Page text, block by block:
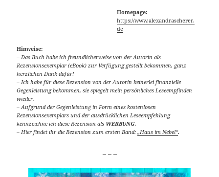
Homepage:
https://www.alexandrascherer.
de
Hinweise:
– Das Buch habe ich freundlicherweise von der Autorin als
Rezensionsexemplar (eBook) zur Verfügung gestellt bekommen, ganz
herzlichen Dank dafür!
– Ich habe für diese Rezension von der Autorin keinerlei finanzielle
Gegenleistung bekommen, sie spiegelt mein persönliches Leseempfinden
wieder.
– Aufgrund der Gegenleistung in Form eines kostenlosen
Rezensionsexemplars und der ausdrücklichen Leseempfehlung
kennzeichne ich diese Rezension als WERBUNG.
– Hier findet ihr die Rezension zum ersten Band:„Haus im Nebel“.